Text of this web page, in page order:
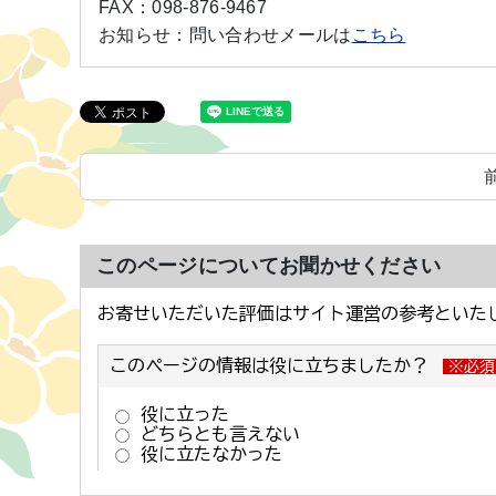
FAX：098-876-9467
お知らせ： 問い合わせメールは こちら
このページについてお聞かせください